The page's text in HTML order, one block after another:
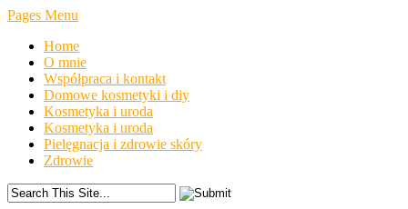
Pages Menu
Home
O mnie
Współpraca i kontakt
Domowe kosmetyki i diy
Kosmetyka i uroda
Kosmetyka i uroda
Pielęgnacja i zdrowie skóry
Zdrowie